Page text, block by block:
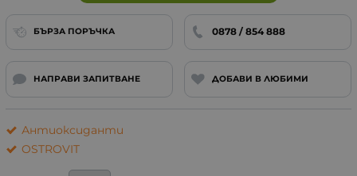
БЪРЗА ПОРЪЧКА 0878 / 854 888
НАПРАВИ ЗАПИТВАНЕ ДОБАВИ В ЛЮБИМИ
Антиоксиданти
OSTROVIT